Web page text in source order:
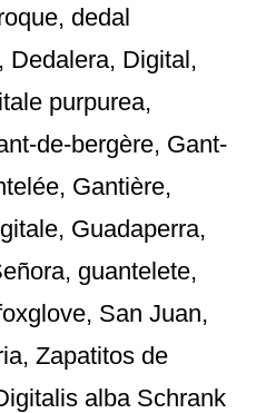
dedal
Dedalera, Digital,
purpurea,
de-bergère, Gant-
Gantière,
Guadaperra,
guantelete,
San Juan,
Zapatitos de
alba Schrank